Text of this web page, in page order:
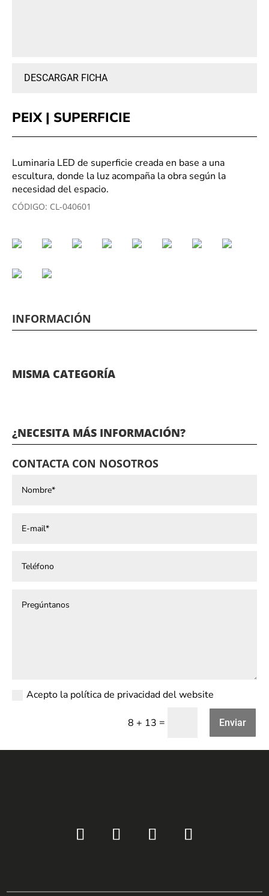
DESCARGAR FICHA
PEIX | SUPERFICIE
Luminaria LED de superficie creada en base a una
escultura, donde la luz acompaña la obra según la
necesidad del espacio.
CÓDIGO: CL-040601
INFORMACIÓN
MISMA CATEGORÍA
¿NECESITA MÁS INFORMACIÓN?
CONTACTA CON NOSOTROS
Acepto la política de privacidad del website
8 + 13 = Enviar